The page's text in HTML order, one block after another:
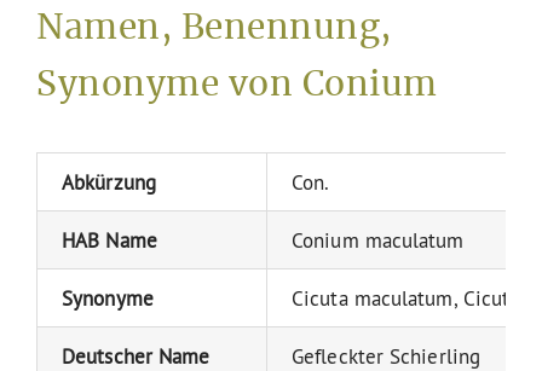
Namen, Benennung,
Synonyme von Conium
Abkürzung Con.
HAB Name Conium maculatum
Synonyme Cicuta maculatum, Cicuta
Deutscher Name Gefleckter Schierling